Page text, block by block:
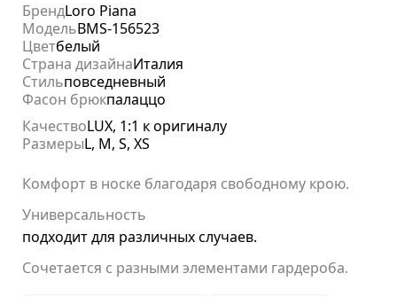
БрендLoro Piana
МодельBMS-156523
Цветбелый
Страна дизайнаИталия
Стильповседневный
Фасон брюкпалаццо
КачествоLUX, 1:1 к оригиналу
РазмерыL, M, S, XS
Комфорт в носке благодаря свободному крою.
Универсальность
подходит для различных случаев.
Сочетается с разными элементами гардероба.